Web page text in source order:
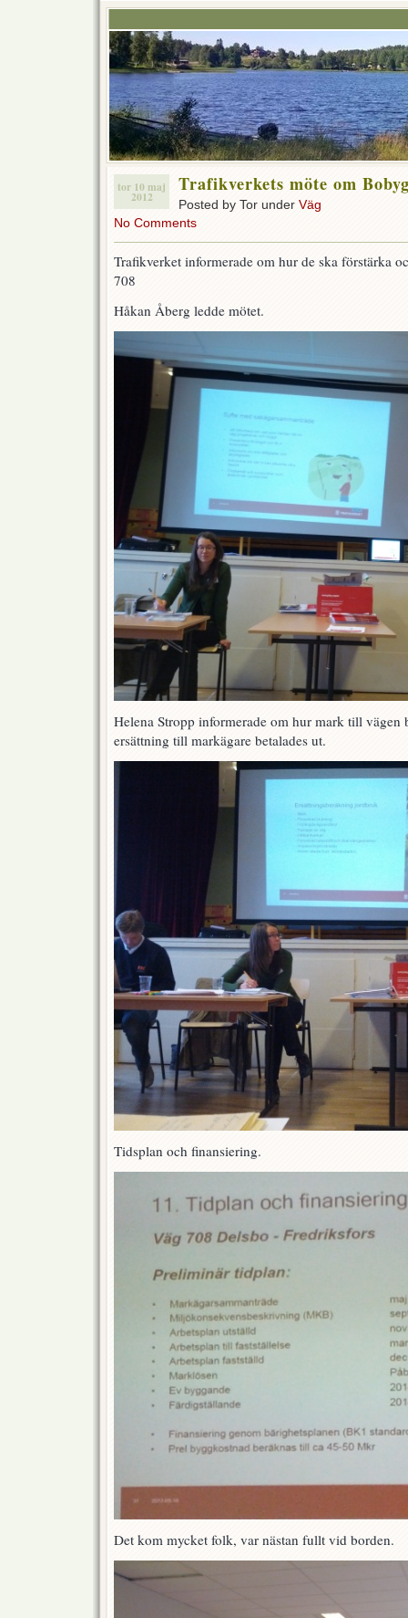
tor 10 maj
2012
Trafikverkets möte om
Posted by Tor under Väg
No Comments
Trafikverket informerade om hur de ska förstärka
708
Håkan Åberg ledde mötet.
Helena Stropp informerade om hur mark till vägen
ersättning till markägare betalades ut.
Tidsplan och finansiering.
Det kom mycket folk, var nästan fullt vid borden.